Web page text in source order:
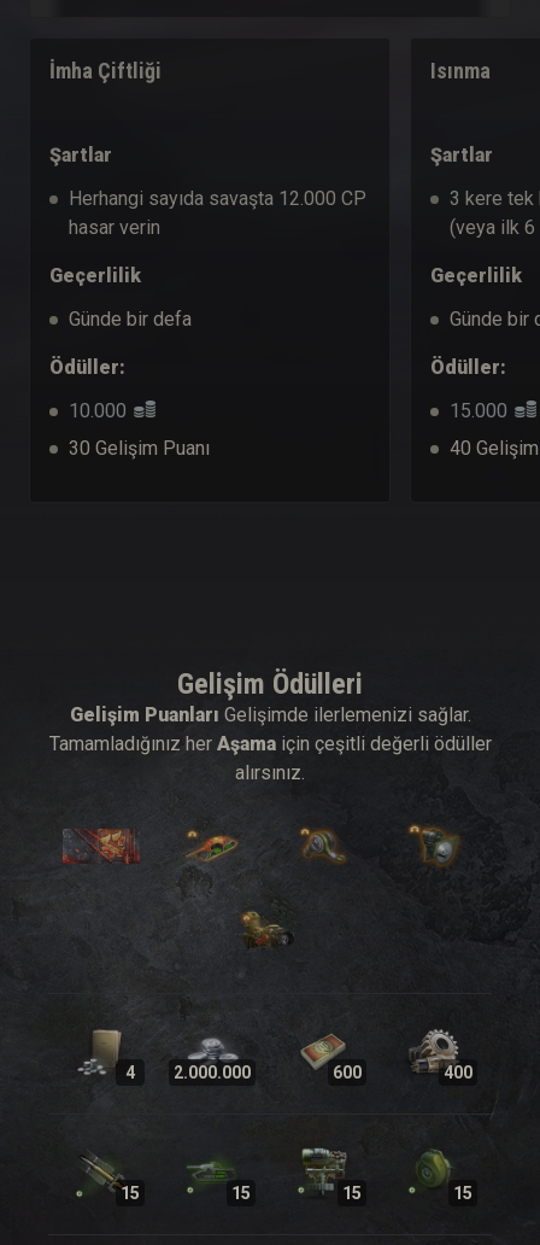
İmha Çiftliği
Şartlar
Herhangi sayıda savaşta 12.000 CP
hasar verin
Geçerlilik
Günde bir defa
Ödüller:
10.000
30 Gelişim Puanı
Isınma
Şartlar
3 kere tek
(veya ilk 6
Geçerlilik
Günde bir
Ödüller:
15.000
40 Gelişim
Gelişim Ödülleri
Gelişim Puanları Gelişimde ilerlemenizi sağlar.
Tamamladığınız her Aşamaiçin çeşitli değerli ödüller
alırsınız.
4 2.000.000 600 400
15 15 15 15